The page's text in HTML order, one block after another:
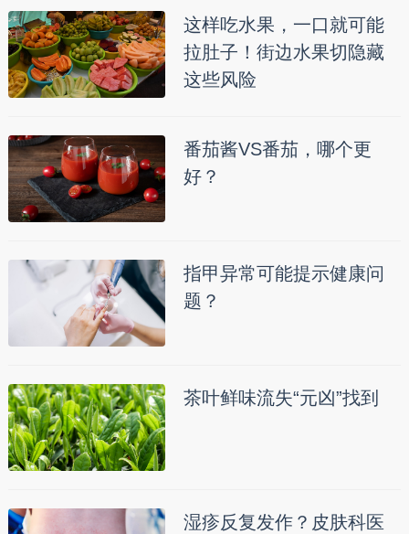
这样吃水果，一口就可能
拉肚子！街边水果切隐藏
这些风险
番茄酱VS番茄，哪个更
好？
指甲异常可能提示健康问
题？
茶叶鲜味流失“元凶”找到
湿疹反复发作？皮肤科医